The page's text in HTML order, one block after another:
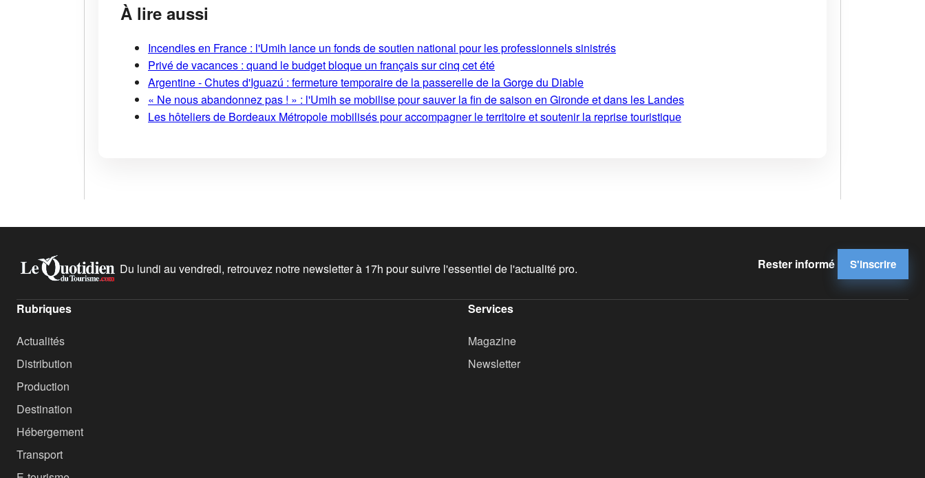
À lire aussi
Incendies en France : l'Umih lance un fonds de soutien national pour les professionnels sinistrés
Privé de vacances : quand le budget bloque un français sur cinq cet été
Argentine - Chutes d'Iguazú : fermeture temporaire de la passerelle de la Gorge du Diable
« Ne nous abandonnez pas ! » : l'Umih se mobilise pour sauver la fin de saison en Gironde et dans les Landes
Les hôteliers de Bordeaux Métropole mobilisés pour accompagner le territoire et soutenir la reprise touristique
Du lundi au vendredi, retrouvez notre newsletter à 17h pour suivre l'essentiel de l'actualité pro. Rester informé S'inscrire
Rubriques
Actualités
Distribution
Production
Destination
Hébergement
Transport
Services
Magazine
Newsletter